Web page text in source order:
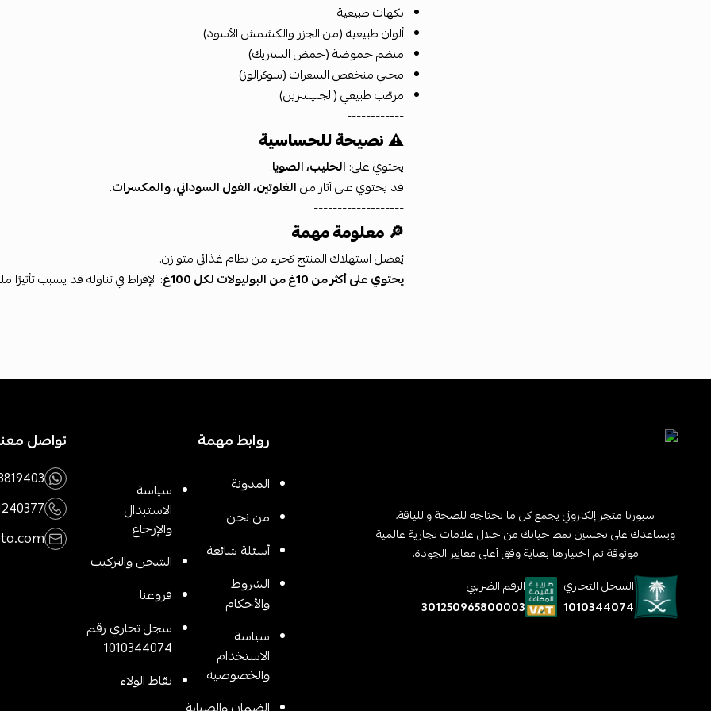
نكهات طبيعية
ألوان طبيعية (من الجزر والكشمش الأسود)
منظم حموضة (حمض الستريك)
محلي منخفض السعرات (سوكرالوز)
مرطّب طبيعي (الجليسرين)
------------
⚠️نصيحة للحساسية
يحتوي على: الحليب، الصويا.
قد يحتوي على آثار منالغلوتين، الفول السوداني، والمكسرات.
-------------------
🔎معلومة مهمة
يُفضل استهلاك المنتج كجزء من نظام غذائي متوازن.
يحتوي على أكثر من 10غ من البوليولات لكل 100غ
: الإفراط في تناوله قد يسبب تأثيرًا
سبورتا متجر إلكتروني يجمع كل ما تحتاجه للصحة واللياقة،
ويساعدك على تحسين نمط حياتك من خلال علامات تجارية عالمية
موثوقة تم اختيارها بعناية وفق أعلى معايير الجودة.
السجل التجاري
1010344074
الرقم الضريبي
301250965800003
روابط مهمة
المدونة
من نحن
أسئلة شائعة
الشروط
والأحكام
سياسة
الاستخدام
والخصوصية
سياسة
الاستبدال
والإرجاع
الشحن والتركيب
فروعنا
سجل تجاري رقم
1010344074
نقاط الولاء
تواصل